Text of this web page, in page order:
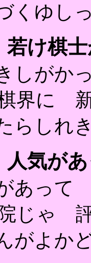
くゆし
け棋
しがか
界に 新
たら
気が
あって
じゃ 評
がよか